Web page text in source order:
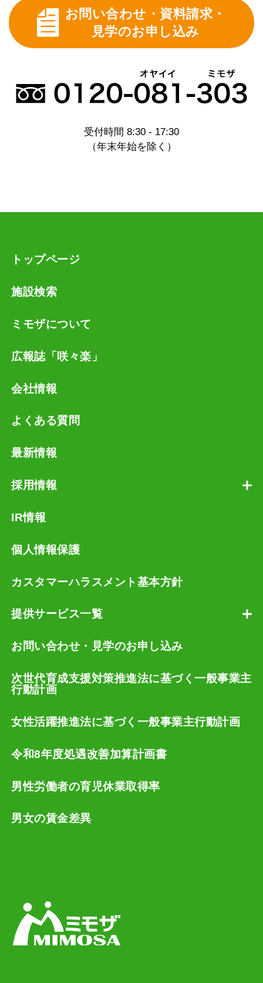
お問い合わせ・資料請求・
見学のお申し込み
受付時間 8:30 - 17:30
（年末年始を除く）
トップページ
施設検索
ミモザについて
広報誌「咲々楽」
会社情報
よくある質問
最新情報
採用情報
IR情報
個人情報保護
カスタマーハラスメント基本方針
提供サービス一覧
お問い合わせ・見学のお申し込み
次世代育成支援対策推進法に基づく一般事業主
行動計画
女性活躍推進法に基づく一般事業主行動計画
令和8年度処遇改善加算計画書
男性労働者の育児休業取得率
男女の賃金差異